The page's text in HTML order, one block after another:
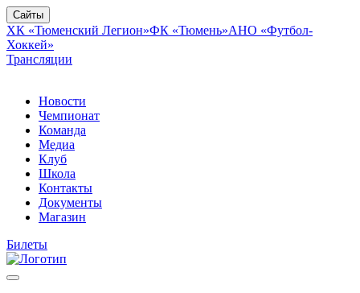
Сайты
ХК «Тюменский Легион»ФК «Тюмень»АНО «Футбол-
Хоккей»
Трансляции
Новости
Чемпионат
Команда
Медиа
Клуб
Школа
Контакты
Документы
Магазин
Билеты